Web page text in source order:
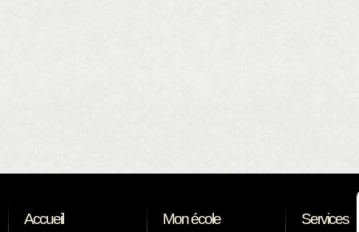
Accueil Mon école Services